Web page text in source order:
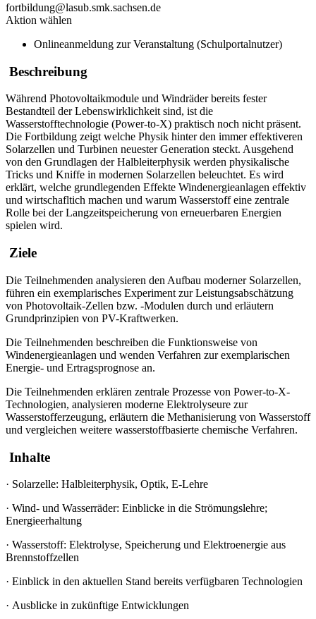
fortbildung@lasub.smk.sachsen.de
Aktion wählen
Onlineanmeldung zur Veranstaltung (Schulportalnutzer)
Beschreibung
Während Photovoltaikmodule und Windräder bereits fester
Bestandteil der Lebenswirklichkeit sind, ist die
Wasserstofftechnologie (Power-to-X) praktisch noch nicht präsent.
Die Fortbildung zeigt welche Physik hinter den immer effektiveren
Solarzellen und Turbinen neuester Generation steckt. Ausgehend
von den Grundlagen der Halbleiterphysik werden physikalische
Tricks und Kniffe in modernen Solarzellen beleuchtet. Es wird
erklärt, welche grundlegenden Effekte Windenergieanlagen effektiv
und wirtschafltich machen und warum Wasserstoff eine zentrale
Rolle bei der Langzeitspeicherung von erneuerbaren Energien
spielen wird.
Ziele
Die Teilnehmenden analysieren den Aufbau moderner Solarzellen,
führen ein exemplarisches Experiment zur Leistungsabschätzung
von Photovoltaik-Zellen bzw. -Modulen durch und erläutern
Grundprinzipien von PV-Kraftwerken.
Die Teilnehmenden beschreiben die Funktionsweise von
Windenergieanlagen und wenden Verfahren zur exemplarischen
Energie- und Ertragsprognose an.
Die Teilnehmenden erklären zentrale Prozesse von Power-to-X-
Technologien, analysieren moderne Elektrolyseure zur
Wasserstofferzeugung, erläutern die Methanisierung von Wasserstoff
und vergleichen weitere wasserstoffbasierte chemische Verfahren.
Inhalte
· Solarzelle: Halbleiterphysik, Optik, E-Lehre
· Wind- und Wasserräder: Einblicke in die Strömungslehre;
Energieerhaltung
· Wasserstoff: Elektrolyse, Speicherung und Elektroenergie aus
Brennstoffzellen
· Einblick in den aktuellen Stand bereits verfügbaren Technologien
· Ausblicke in zukünftige Entwicklungen